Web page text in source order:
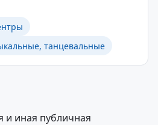
танцевальные
и иная публичная